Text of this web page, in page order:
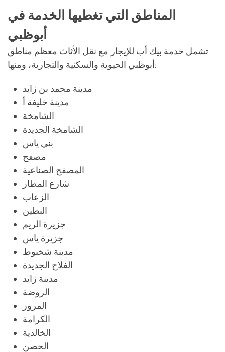
المناطق التي تغطيها الخدمة في
أبوظبي
تشمل خدمة بيك أب للإيجار مع نقل الأثاث معظم مناطق
أبوظبي الحيوية والسكنية والتجارية، ومنها:
مدينة محمد بن زايد
مدينة خليفة أ
الشامخة
الشامخة الجديدة
بني ياس
مصفح
المصفح الصناعية
شارع المطار
الزعاب
البطين
جزيرة الريم
جزيرة ياس
مدينة شخبوط
الفلاح الجديدة
مدينة زايد
الروضة
المرور
الكرامة
الخالدية
الحصن